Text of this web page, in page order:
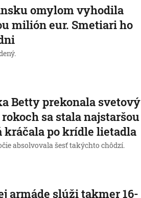
omylom vyhodila
milión eur. Smetiari ho
Betty prekonala svetový
sa stala najstaršou
kráčala po krídle lietadla
absolvovala šesť takýchto chôdzí.
armáde slúži takmer 16-